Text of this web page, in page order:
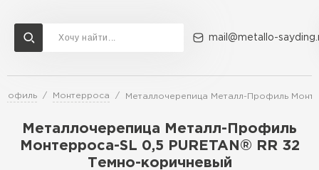
mail@metallo-
Монтерроса Металлочерепица Металл-Профиль
Металлочерепица Металл-Профиль
Монтерроса-SL 0,5 PURETAN® RR 32
Темно-коричневый
Доставка и оплата Акции О компании Контакты
Перейти в каталог